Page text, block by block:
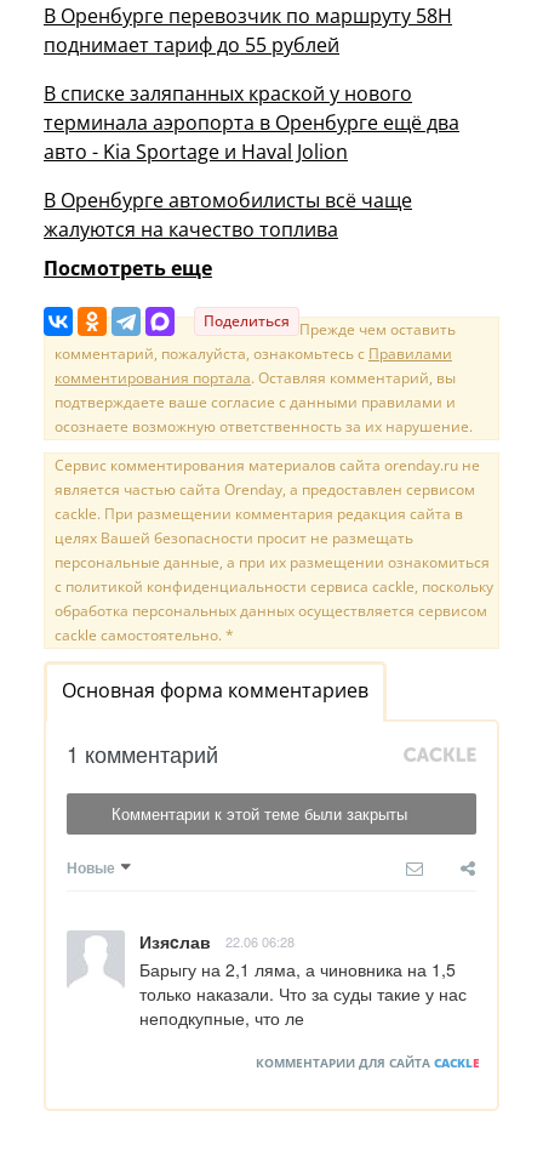
В Оренбурге перевозчик по маршруту 58Н
поднимает тариф до 55 рублей
В списке заляпанных краской у нового
терминала аэропорта в Оренбурге ещё два
авто - Kia Sportage и Haval Jolion
В Оренбурге автомобилисты всё чаще
жалуются на качество топлива
Посмотреть еще
Поделиться Прежде чем оставить
комментарий, пожалуйста, ознакомьтесь с Правилами
комментирования портала. Оставляя комментарий, вы
подтверждаете ваше согласие с данными правилами и
осознаете возможную ответственность за их нарушение.
Сервис комментирования материалов сайта orenday.ru не
является частью сайта Orenday, а предоставлен сервисом
cackle. При размещении комментария редакция сайта в
целях Вашей безопасности просит не размещать
персональные данные, а при их размещении ознакомиться
с политикой конфиденциальности сервиса cackle, поскольку
обработка персональных данных осуществляется сервисом
cackle самостоятельно. *
Основная форма комментариев
1 комментарий
Комментарии к этой теме были закрыты
Новые
Изяcлав 22.06 06:28
Барыгу на 2,1 ляма, а чиновника на 1,5
только наказали. Что за суды такие у нас
неподкупные, что ле
КОММЕНТАРИИ ДЛЯ САЙТА CACKLE